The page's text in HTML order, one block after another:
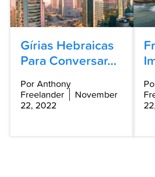
Gírias Hebraicas
Para Conversar...
Por Anthony
Freelander
November
22, 2022